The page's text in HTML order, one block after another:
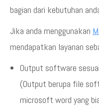
bagian dari kebutuhan
Jika anda menggunakan
mendapatkan layanan
Output software
(Output berupa file
microsoft word yang